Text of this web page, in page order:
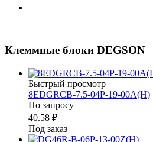
Клеммные блоки DEGSON
Быстрый просмотр
8EDGRCB-7.5-04P-19-00A(H)
По запросу
40.58 ₽
Под заказ